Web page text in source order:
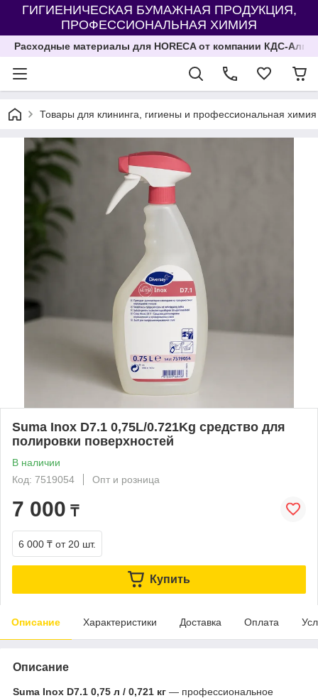
ГИГИЕНИЧЕСКАЯ БУМАЖНАЯ ПРОДУКЦИЯ,
ПРОФЕССИОНАЛЬНАЯ ХИМИЯ
Расходные материалы для HORECA от компании КДС-
Товары для клининга, гигиены и профессиональная химия
Suma Inox D7.1 0,75L/0.721Kg средство для
полировки поверхностей
В наличии
Код: 7519054
Опт и розница
7 000 ₸
6 000 ₸ от 20 шт.
Купить
Описание Характеристики Доставка Оплата
Описание
Suma Inox D7.1 0,75 л / 0,721 кг — профессиональное